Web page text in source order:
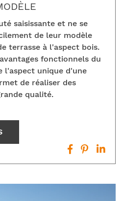
saisissante et ne se
de leur modèle
terrasse à l'aspect bois.
fonctionnels du
l'aspect unique d'une
de réaliser des
qualité.